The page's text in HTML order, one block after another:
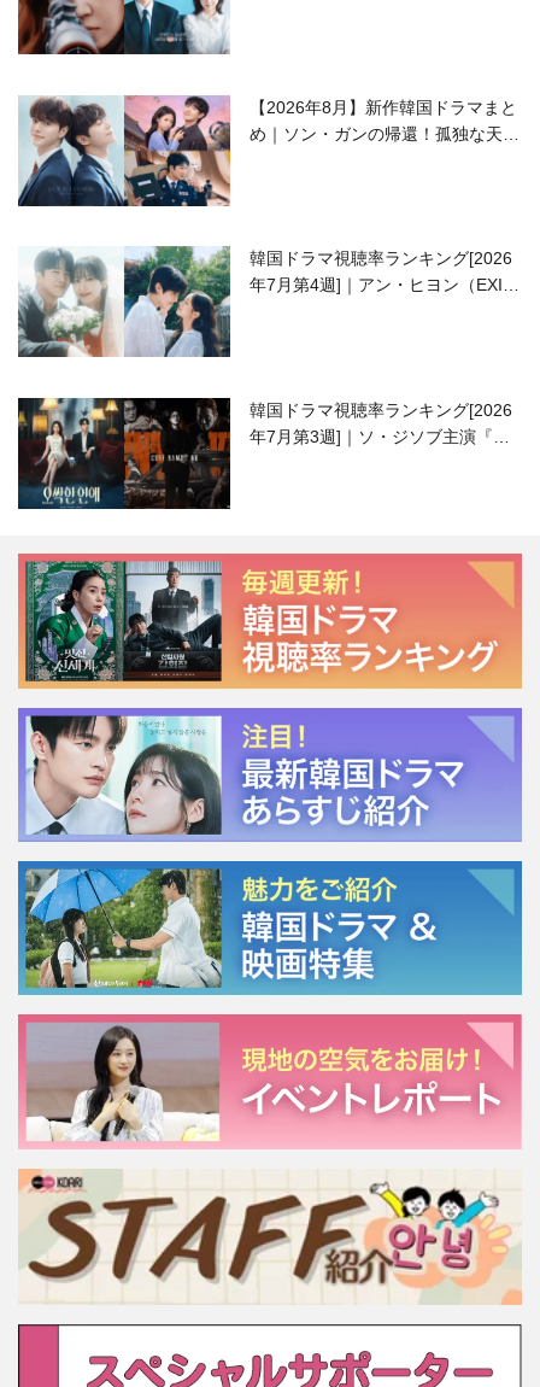
【2026年8月】新作韓国ドラマまと
め｜ソン・ガンの帰還！孤独な天才
韓国ドラマ視聴率ランキング[2026
年7月第4週]｜アン・ヒヨン（EXID
韓国ドラマ視聴率ランキング[2026
年7月第3週]｜ソ・ジソブ主演『エ